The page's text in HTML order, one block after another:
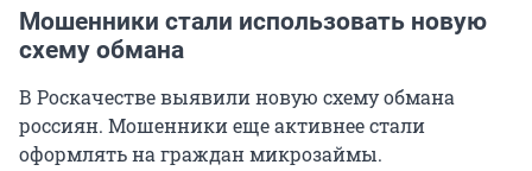
Мошенники стали использовать новую
схему обмана
В Роскачестве выявили новую схему обмана
россиян. Мошенники еще активнее стали
оформлять на граждан микрозаймы.